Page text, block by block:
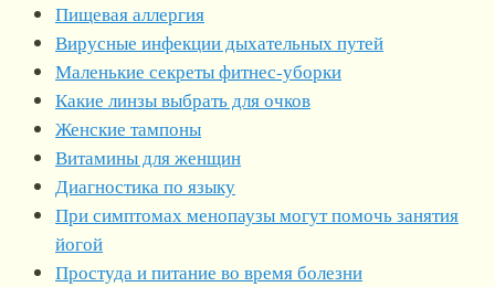
Пищевая аллергия
Вирусные инфекции дыхательных путей
Маленькие секреты фитнес-уборки
Какие линзы выбрать для очков
Женские тампоны
Витамины для женщин
Диагностика по языку
При симптомах менопаузы могут помочь занятия
йогой
Простуда и питание во время болезни